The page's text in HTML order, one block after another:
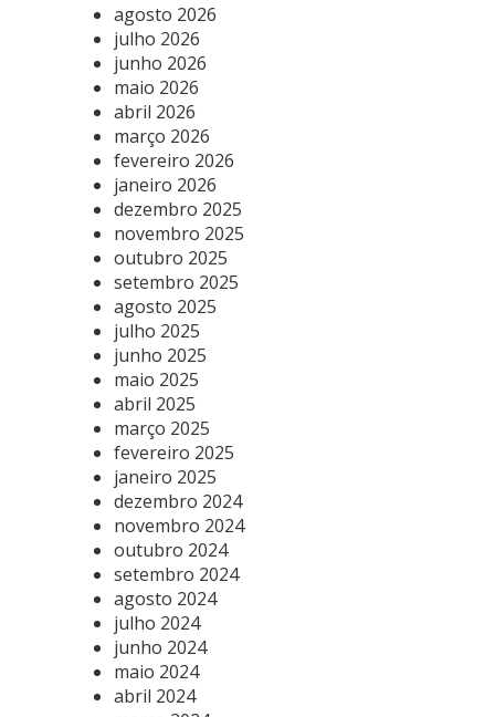
agosto 2026
julho 2026
junho 2026
maio 2026
abril 2026
março 2026
fevereiro 2026
janeiro 2026
dezembro 2025
novembro 2025
outubro 2025
setembro 2025
agosto 2025
julho 2025
junho 2025
maio 2025
abril 2025
março 2025
fevereiro 2025
janeiro 2025
dezembro 2024
novembro 2024
outubro 2024
setembro 2024
agosto 2024
julho 2024
junho 2024
maio 2024
abril 2024